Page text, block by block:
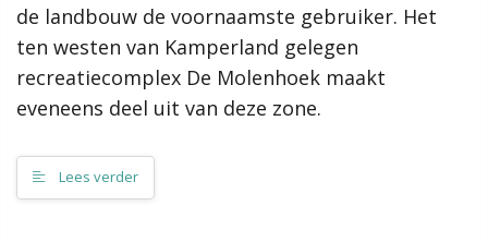
Ambities
Vitale kernen in een vitale gemeente
Bruisende en bedrijvige gemeente
Regie over eigen eiland
Waarden
de landbouw de voornaamste gebruiker. Het
ten westen van Kamperland gelegen
recreatiecomplex De Molenhoek maakt
eveneens deel uit van deze zone.
Lees verder